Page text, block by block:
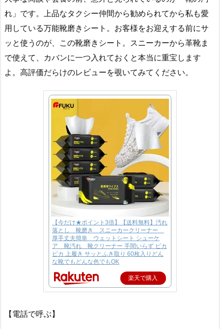
れ」です。上品なタクシー仲間から勧められてから私も愛
用している万能靴磨きシート。お客様をお迎えする前にサ
ッと使うのが、この靴磨きシート。スニーカーから革靴ま
で使えて、カバンに一つ入れておくと本当に重宝します
よ。高評価だらけのレビューを覗いてみてください。
【今だけ★ポイント3倍】【送料無料】汚れ
落とし 靴磨き スニーカークリーナー
厚手丈夫簡単 ウェットシート シューケ
ア 靴汚れ 靴クリーナー 手間いらず ピカ
ピカ 上履き サッとふき取り 60枚入りどん
な靴でもどんな色でもOK
楽天で購入
【電話で呼ぶ】